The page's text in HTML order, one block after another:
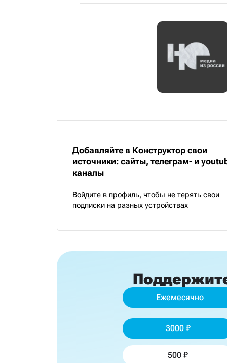
Добавляйте в Конструктор свои
источники: сайты, телеграм- и
каналы
Войдите в профиль, чтобы не терять свои
подписки на разных устройствах
Ежемесячно
3000
500